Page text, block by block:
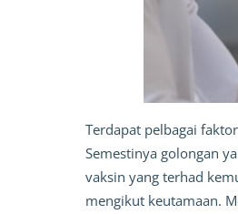
Terdapat pelbagai
Semestinya golongan
vaksin yang terhad
mengikut keutamaan.